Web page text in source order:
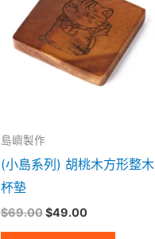
島嶼製作
(小島系列) 胡桃木方形整木
杯墊
$69.00$49.00